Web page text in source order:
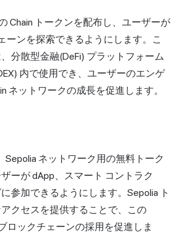
Chain トークンを配布し、ユーザーが
ーンを探索できるようにします。こ
分散型金融(DeFi) プラットフォーム
内で使用でき、ユーザーのエンゲ
ネットワークの成長を促進します。
Sepolia ネットワーク用の無料トーク
ーが dApp、スマート コントラク
参加できるようにします。Sepolia ト
クセスを提供することで、この
ロックチェーンの採用を促進しま